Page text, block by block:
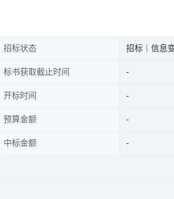
招标状态 招标｜信息
标书获取截止时间
开标时间
预算金额
中标金额